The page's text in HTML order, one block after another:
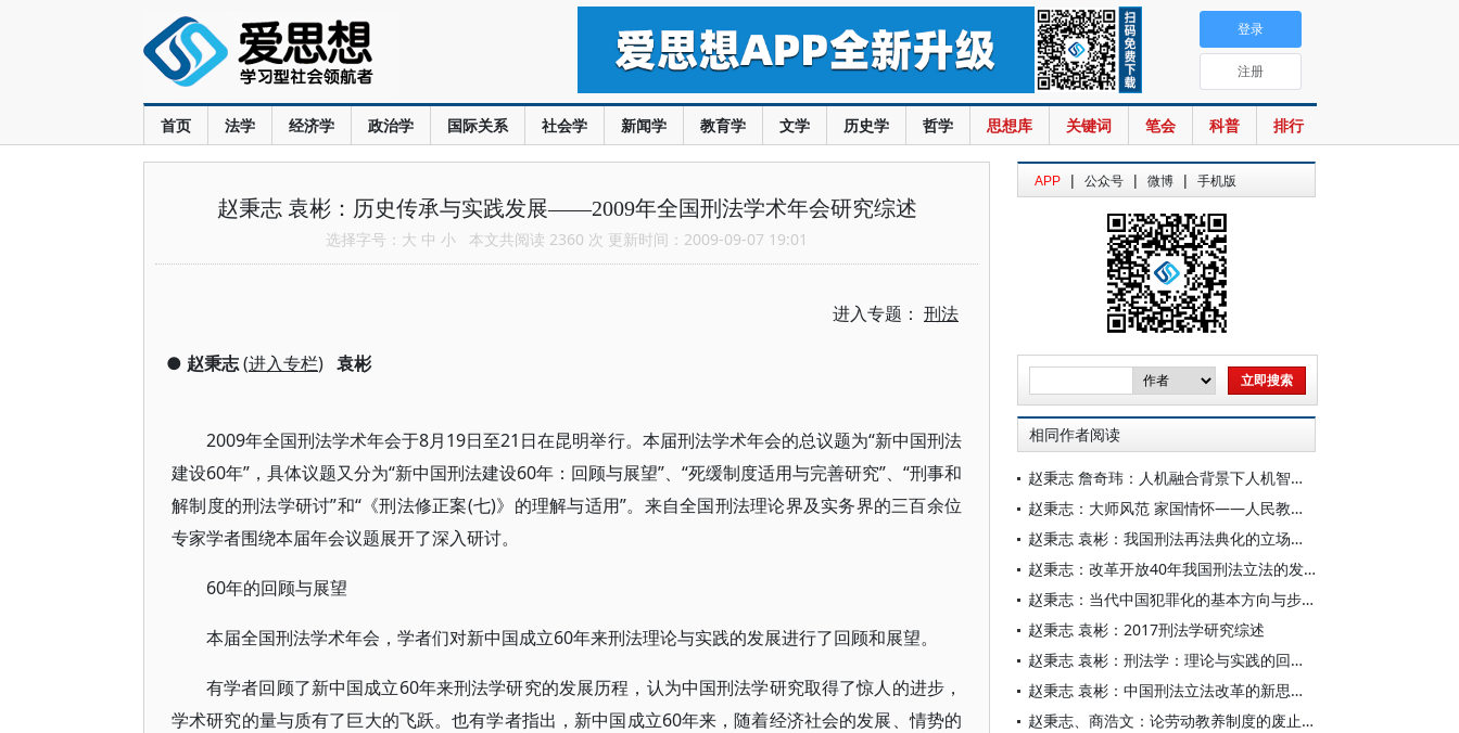
首页 法学 经济学 政治学 国际关系 社会学 新闻学 教育学 文学 历史学 哲学 思想库 关键词 笔会 科普 排行
登录
注册
赵秉志 袁彬：历史传承与实践发展——2009年全国刑法学术年会研究综述
选择字号： 大 中 小 本文共阅读 2360 次 更新时间：2009-09-07 19:01
进入专题： 刑法
● 赵秉志(进入专栏) 袁彬
2009年全国刑法学术年会于8月19日至21日在昆明举行。本届刑法学术年会的总议题为“新中国刑法
建设60年”，具体议题又分为“新中国刑法建设60年：回顾与展望”、“死缓制度适用与完善研究”、“刑事和
解制度的刑法学研讨”和“《刑法修正案(七)》的理解与适用”。来自全国刑法理论界及实务界的三百余位
专家学者围绕本届年会议题展开了深入研讨。
60年的回顾与展望
本届全国刑法学术年会，学者们对新中国成立60年来刑法理论与实践的发展进行了回顾和展望。
有学者回顾了新中国成立60年来刑法学研究的发展历程，认为中国刑法学研究取得了惊人的进步，
学术研究的量与质有了巨大的飞跃。也有学者指出，新中国成立60年来，随着经济社会的发展、情势的
APP | 公众号 | 微博 | 手机版
相同作者阅读
赵秉志 詹奇玮：人机融合背景下人机智能体的刑事责任探究
赵秉志：大师风范 家国情怀——人民教育家高铭暄先生的三个心愿
赵秉志 袁彬：我国刑法再法典化的立场与选择
赵秉志：改革开放40年我国刑法立法的发展及其完善
赵秉志：当代中国犯罪化的基本方向与步骤——以《刑法修正案（九）》为主要视角
赵秉志 袁彬：2017刑法学研究综述
赵秉志 袁彬：刑法学：理论与实践的回顾、反思及前瞻
赵秉志 袁彬：中国刑法立法改革的新思维——以《刑法修正案（九）》为中心
赵秉志、商浩文：论劳动教养制度的废止与刑法调整